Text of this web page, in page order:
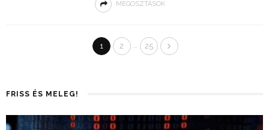
MEGOSZTÁSOK
1 2 … 25
FRISS ÉS MELEG!